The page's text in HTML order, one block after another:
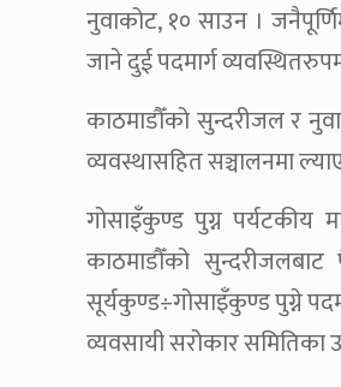
नुवाकोट, १० साउन ।
जाने दुई पदमार्ग
काठमाडौँको सुन्दरीजल र
व्यवस्थासहित सञ्चालनमा
गोसाइँकुण्ड पुग्न पर्यटकीय
काठमाडौँको
सूर्यकुण्ड÷गोसाइँकुण्ड पुग्ने
व्यवसायी सरोकार समितिका